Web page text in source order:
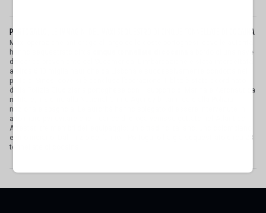
PORTOGALLO, LE IMMAGINI DEL MAXI SEQUESTRO DI CINQUE TONNELLATE DI COCAINA
Maxi operazione antidroga al largo delle coste portoghesi, dove le autorità
hanno sequestrato circa
a bordo di una nave
da carico proveniente dal Sudamerica. L’imbarcazione è stata intercettata
a circa 640 miglia nautiche da Lisbona e successivamente condotta nel
porto di Sines, dove si è conclusa l’operazione. Il blitz è stato coordinato
dalla Polizia Giudiziaria portoghese con il supporto di Marina e Aeronautica
militare, insieme alla National Crime Agency britannica e alla Polizia
nazionale spagnola. Le autorità hanno spiegato di essere intervenute in
alto mare per evitare che il carico di droga venisse gettato nell’Atlantico.
Arrestati tre membri dell’equipaggio: un cittadino italiano, uno colombiano
e uno indiano. Dall’inizio dell’anno il Portogallo ha già sequestrato circa 28
tonnellate di cocaina.